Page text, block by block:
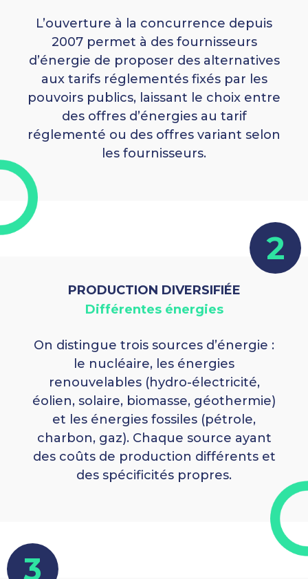
L’ouverture à la concurrence depuis
2007 permet à des fournisseurs
d’énergie de proposer des alternatives
aux tarifs réglementés fixés par les
pouvoirs publics, laissant le choix entre
des offres d’énergies au tarif
réglementé ou des offres variant selon
les fournisseurs.
2
PRODUCTION DIVERSIFIÉE
Différentes énergies
On distingue trois sources d’énergie :
le nucléaire, les énergies
renouvelables (hydro-électricité,
éolien, solaire, biomasse, géothermie)
et les énergies fossiles (pétrole,
charbon, gaz). Chaque source ayant
des coûts de production différents et
des spécificités propres.
3